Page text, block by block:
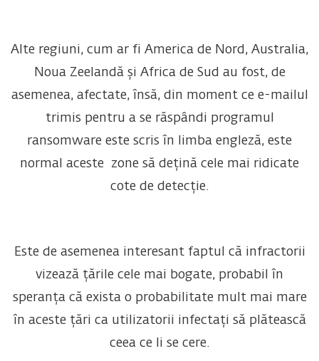
Alte regiuni, cum ar fi America de Nord, Australia,
Noua Zeelandă și Africa de Sud au fost, de
asemenea, afectate, însă, din moment ce e-mailul
trimis pentru a se răspândi programul
ransomware este scris în limba engleză, este
normal aceste zone să dețină cele mai ridicate
cote de detecție.
Este de asemenea interesant faptul că infractorii
vizează țările cele mai bogate, probabil în
speranța că exista o probabilitate mult mai mare
în aceste țări ca utilizatorii infectați să plătească
ceea ce li se cere.